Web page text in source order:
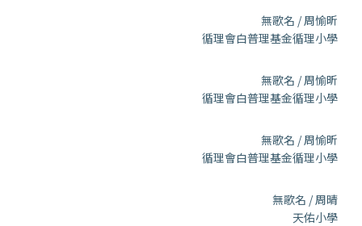
無歌名 / 周愉昕
循理會白普理基金循理小學
無歌名 / 周愉昕
循理會白普理基金循理小學
無歌名 / 周愉昕
循理會白普理基金循理小學
無歌名 / 周晴
天佑小學